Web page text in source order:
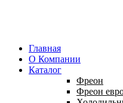
Главная
О Компании
Каталог
Фреон
Фреон